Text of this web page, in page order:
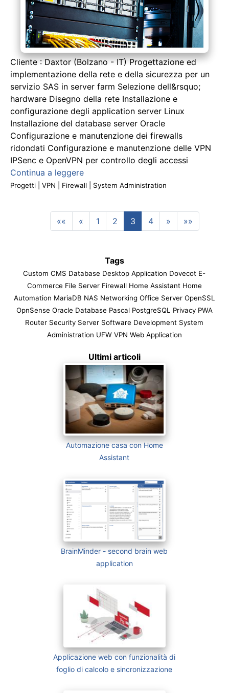
Cliente : Daxtor (Bolzano - IT) Progettazione ed
implementazione della rete e della sicurezza per un
servizio SAS in server farm Selezione dell&rsquo;
hardware Disegno della rete Installazione e
configurazione degli application server Linux
Installazione del database server Oracle
Configurazione e manutenzione dei firewalls
ridondati Configurazione e manutenzione delle VPN
IPSenc e OpenVPN per controllo degli accessi
Continua a leggere
Progetti VPN Firewall System Administration
«« « 1 2 3 4 » »»
Tags
Custom CMS Database Desktop Application Dovecot E-
Commerce File Server Firewall Home Assistant Home
Automation MariaDB NAS Networking Office Server OpenSSL
OpnSense Oracle Database Pascal PostgreSQL Privacy PWA
Router Security Server Software Development System
Administration UFW VPN Web Application
Ultimi articoli
Automazione casa con Home
Assistant
BrainMinder - second brain web
application
Applicazione web con funzionalità di
foglio di calcolo e sincronizzazione